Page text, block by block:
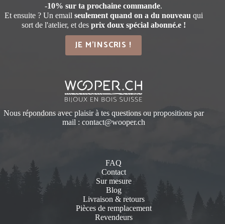
-10% sur ta prochaine commande.
Et ensuite ? Un email seulement quand on a du nouveau qui
sort de l'atelier, et des prix doux spécial abonné.e !
JE M'INSCRIS !
Nous répondons avec plaisir à tes questions ou propositions par
mail : contact@wooper.ch
FAQ
Contact
Sur mesure
Blog
Livraison & retours
Pièces de remplacement
Revendeurs